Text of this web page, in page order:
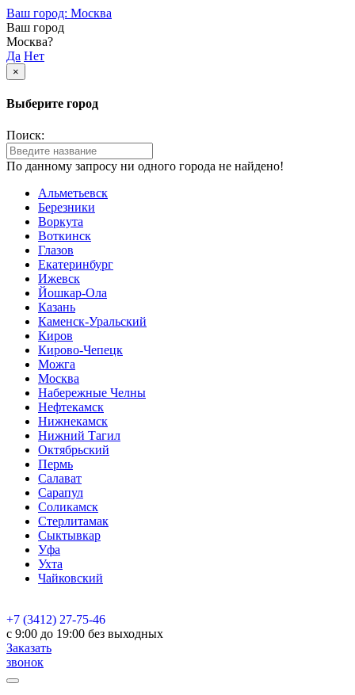
Ваш город: Москва
Ваш город
Москва?
Да Нет
×
Выберите город
Поиск:
По данному запросу ни одного города не найдено!
Альметьевск
Березники
Воркута
Воткинск
Глазов
Екатеринбург
Ижевск
Йошкар-Ола
Казань
Каменск-Уральский
Киров
Кирово-Чепецк
Можга
Москва
Набережные Челны
Нефтекамск
Нижнекамск
Нижний Тагил
Октябрьский
Пермь
Салават
Сарапул
Соликамск
Стерлитамак
Сыктывкар
Уфа
Ухта
Чайковский
+7 (3412) 27-75-46
c 9:00 до 19:00 без выходных
Заказать
звонок